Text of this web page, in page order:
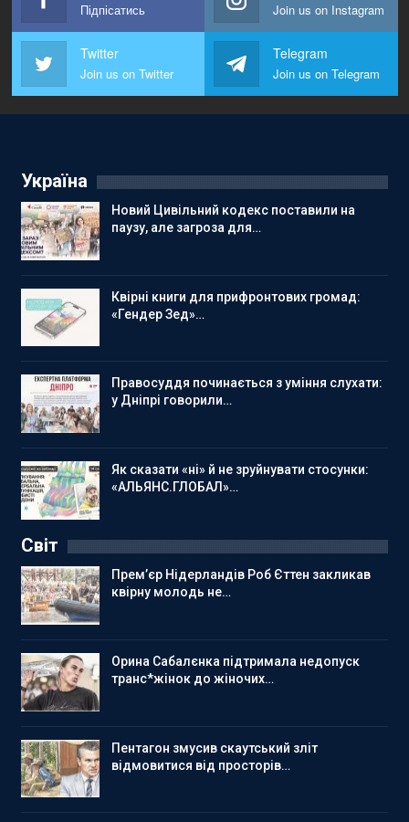
Підпісатись Join us on Instagram
Twitter
Join us on Twitter
Telegram
Join us on Telegram
Україна
Новий Цивільний кодекс поставили на
паузу, але загроза для…
Квірні книги для прифронтових громад:
«Гендер Зед»…
Правосуддя починається з уміння слухати:
у Дніпрі говорили…
Як сказати «ні» й не зруйнувати стосунки:
«АЛЬЯНС.ГЛОБАЛ»…
Світ
Прем’єр Нідерландів Роб Єттен закликав
квірну молодь не…
Орина Сабалєнка підтримала недопуск
транс*жінок до жіночих…
Пентагон змусив скаутський зліт
відмовитися від просторів…